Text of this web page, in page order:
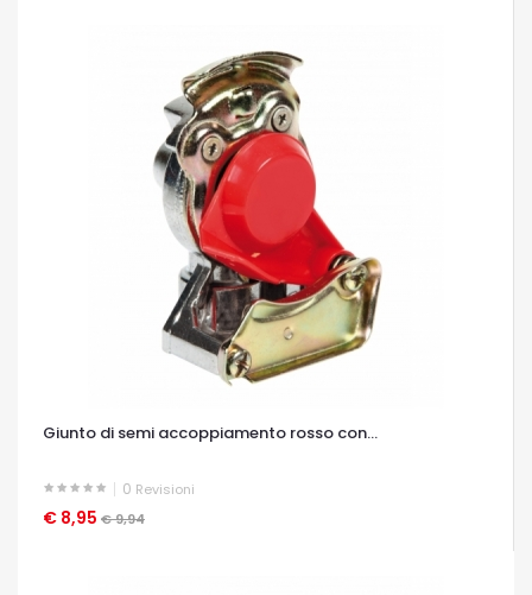
Giunto di semi accoppiamento rosso con...
0 Revisioni
€ 8,95 € 9,94
OCCHIATA VELOCE